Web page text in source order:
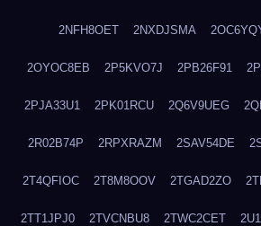
2NFH8OET 2NXDJSMA
2OYOC8EB 2P5KVO7J 2PB26F91
2PJA33U1 2PK01RCU 2Q6V9UEG
2R02B74P 2RPXRAZM 2SAV54DE
2T4QFIOC 2T8M8OOV 2TGAD2ZO
2TT1JPJ0 2TVCNBU8 2TWC2CET